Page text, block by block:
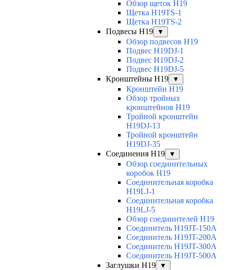
Обзор щеток H19
Щетка H19TS-1
Щетка H19TS-2
Подвесы H19
▼
Обзор подвесов H19
Подвес H19DJ-1
Подвес H19DJ-2
Подвес H19DJ-5
Кронштейны H19
▼
Кронштейн H19
Обзор тройных
кронштейнов H19
Тройной кронштейн
H19DJ-13
Тройной кронштейн
H19DJ-35
Соединения H19
▼
Обзор соединительных
коробок H19
Соединительная коробка
H19LJ-1
Соединительная коробка
H19LJ-5
Обзор соединителей H19
Соединитель H19JT-150A
Соединитель H19JT-200A
Соединитель H19JT-300A
Соединитель H19JT-500A
Заглушки H19
▼